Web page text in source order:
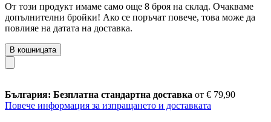
От този продукт имаме само още 8 броя на склад. Очакваме
допълнителни бройки! Ако се поръчат повече, това може да
повлияе на датата на доставка.
В кошницата
България: Безплатна стандартна доставка от € 79,90
Повече информация за изпращането и доставката